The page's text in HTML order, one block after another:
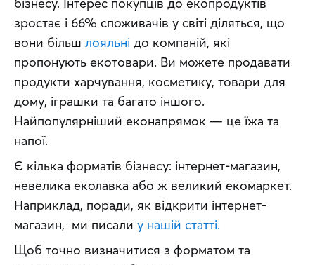
зростає і 66% споживачів у світі діляться, що
вони більш лояльні до компаній, які
пропонують екотовари. Ви можете продавати
продукти харчування, косметику, товари для
дому, іграшки та багато іншого.
Найпопулярніший еконапрямок — це їжа та
напої.
Є кілька форматів бізнесу: інтернет-магазин,
невелика еколавка або ж великий екомаркет.
Наприклад, поради, як відкрити інтернет-
магазин,  ми писали у нашій статті.
Щоб точно визначитися з форматом та